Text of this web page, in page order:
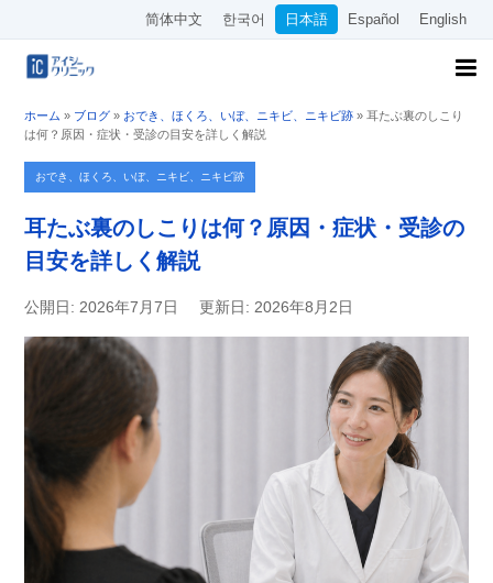
简体中文 한국어 日本語 Español English
ホーム » ブログ » おでき、ほくろ、いぼ、ニキビ、ニキビ跡 » 耳たぶ裏のしこり
は何？原因・症状・受診の目安を詳しく解説
おでき、ほくろ、いぼ、ニキビ、ニキビ跡
耳たぶ裏のしこりは何？原因・症状・受診の
目安を詳しく解説
公開日: 2026年7月7日 更新日: 2026年8月2日